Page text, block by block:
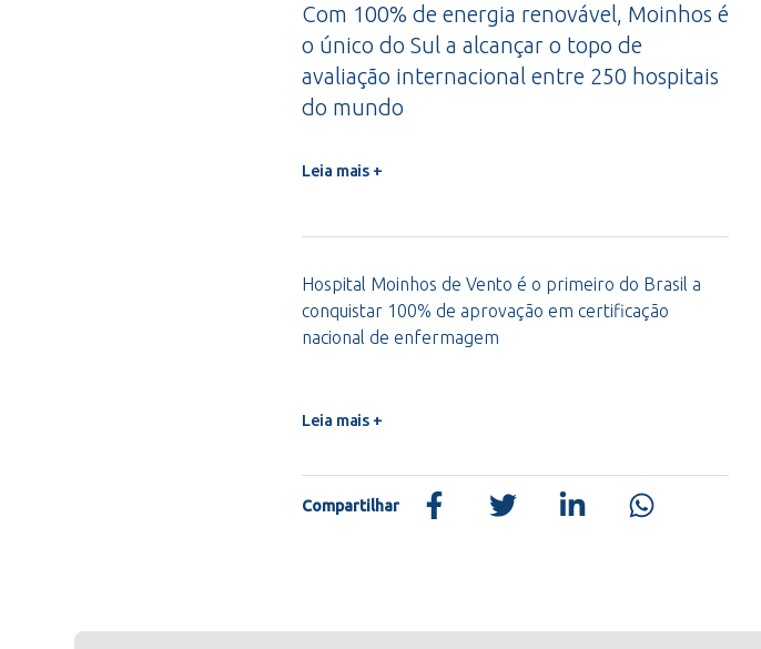
Com 100% de energia renovável, Moinhos é
o único do Sul a alcançar o topo de
avaliação internacional entre 250 hospitais
do mundo
Leia mais +
Hospital Moinhos de Vento é o primeiro do Brasil a
conquistar 100% de aprovação em certificação
nacional de enfermagem
Leia mais +
Compartilhar